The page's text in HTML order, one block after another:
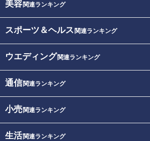
美容関連ランキング
スポーツ＆ヘルス 関連ランキング
ウエディング関連ランキング
通信関連ランキング
小売関連ランキング
生活関連ランキング